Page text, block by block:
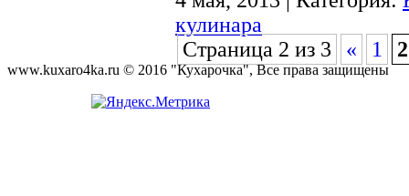
кулинара
Страница 2 из 3
« 1 2
www.kuxaro4ka.ru © 2016 "Кухарочка", Все права защищены